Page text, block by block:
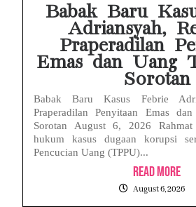
Babak Baru
Adriansyah,
Praperadilan
Emas dan Uang
Sorotan
Babak Baru Kasus Febrie
Praperadilan Penyitaan Emas
Sorotan August 6, 2026 Rahmat
hukum kasus dugaan korupsi
Pencucian Uang (TPPU)...
Read More
August 6, 2026